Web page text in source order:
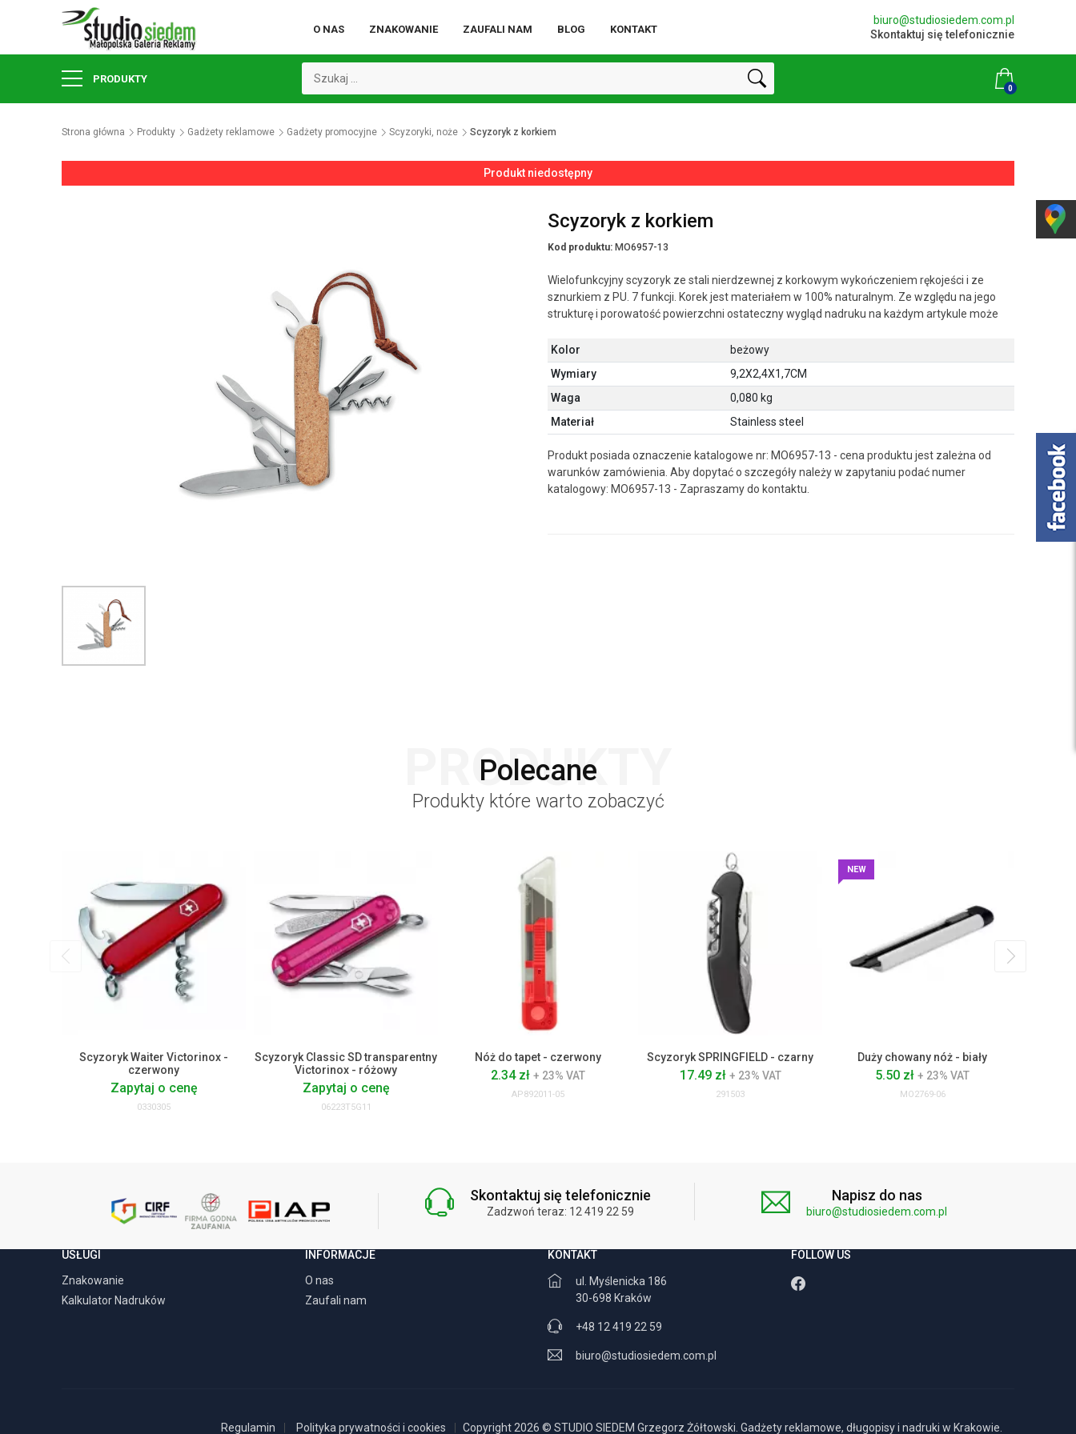
O NAS ZNAKOWANIE ZAUFALI NAM BLOG KONTAKT
biuro@studiosiedem.com.pl
Skontaktuj się telefonicznie
PRODUKTY
0
Strona główna Produkty Gadżety reklamowe Gadżety promocyjne Scyzoryki, noże Scyzoryk z korkiem
Produkt niedostępny
Scyzoryk z korkiem
Kod produktu: MO6957-13
Wielofunkcyjny scyzoryk ze stali nierdzewnej z korkowym wykończeniem rękojeści i ze
sznurkiem z PU. 7 funkcji. Korek jest materiałem w 100% naturalnym. Ze względu na jego
strukturę i porowatość powierzchni ostateczny wygląd nadruku na każdym artykule może
Kolor
beżowy
Wymiary
9,2X2,4X1,7CM
Waga
0,080 kg
Materiał
Stainless steel
Produkt posiada oznaczenie katalogowe nr: MO6957-13 - cena produktu jest zależna od
warunków zamówienia. Aby dopytać o szczegóły należy w zapytaniu podać numer
katalogowy: MO6957-13 - Zapraszamy do kontaktu.
Polecane
PRODUKTY
Produkty które warto zobaczyć
Scyzoryk Waiter Victorinox -
czerwony
Zapytaj o cenę
0330305
Scyzoryk Classic SD transparentny
Victorinox - różowy
Zapytaj o cenę
06223T5G11
Nóż do tapet - czerwony
2.34 zł + 23% VAT
AP892011-05
Scyzoryk SPRINGFIELD - czarny
17.49 zł + 23% VAT
291503
NEW
Duży chowany nóż - biały
5.50 zł + 23% VAT
MO2769-06
Skontaktuj się telefonicznie
Zadzwoń teraz: 12 419 22 59
Napisz do nas
biuro@studiosiedem.com.pl
USŁUGI
Znakowanie
Kalkulator Nadruków
INFORMACJE
O nas
Zaufali nam
KONTAKT
ul. Myślenicka 186
30-698 Kraków
+48 12 419 22 59
biuro@studiosiedem.com.pl
FOLLOW US
Regulamin Polityka prywatności i cookies Copyright 2026 © STUDIO SIEDEM Grzegorz Żółtowski. Gadżety reklamowe, długopisy i nadruki w Krakowie.